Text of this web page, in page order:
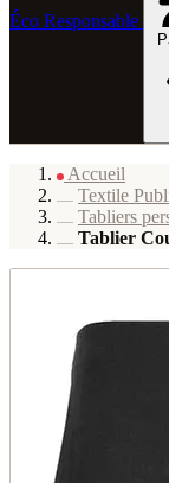
Éco Responsable
Accueil
Textile
Tabliers
Tablier